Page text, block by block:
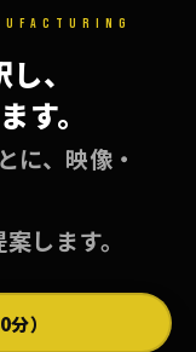
、
す。
に、映像・
します。
）